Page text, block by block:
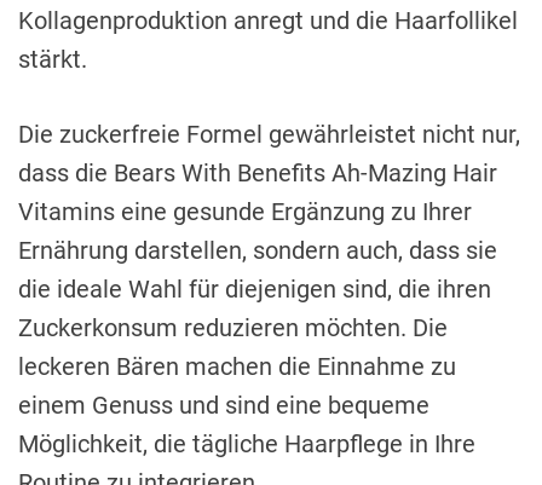
Kollagenproduktion anregt und die Haarfollikel
stärkt.
Die zuckerfreie Formel gewährleistet nicht nur,
dass die Bears With Benefits Ah-Mazing Hair
Vitamins eine gesunde Ergänzung zu Ihrer
Ernährung darstellen, sondern auch, dass sie
die ideale Wahl für diejenigen sind, die ihren
Zuckerkonsum reduzieren möchten. Die
leckeren Bären machen die Einnahme zu
einem Genuss und sind eine bequeme
Möglichkeit, die tägliche Haarpflege in Ihre